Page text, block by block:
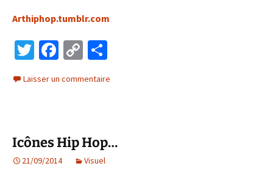
Arthiphop.tumblr.com
T
tt
Fa
b
k
C
p
n
k
ta
Laisser un commentaire
Icônes Hip Hop…
21/09/2014 Visuel